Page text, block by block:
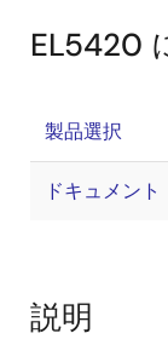
EL5420
製品選択
ドキュメント
説明